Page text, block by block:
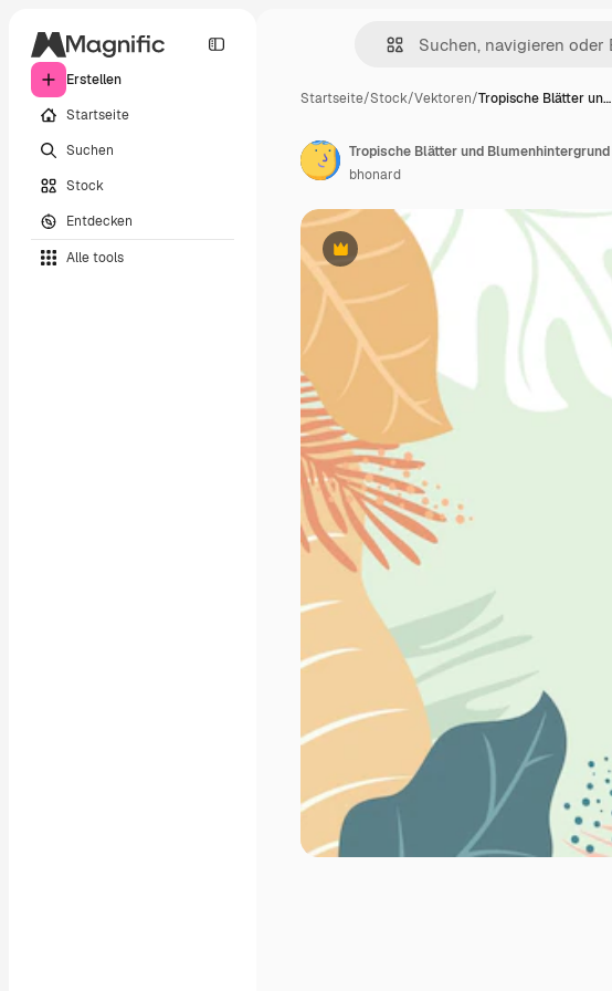
Erstellen
Startseite
Suchen
Stock
Entdecken
Alle tools
Startseite/Stock/Vektoren/Tropische Blätter un…
Premium
Tropische Blätter und Blumenhintergrund
bhonard